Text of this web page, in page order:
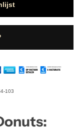
103